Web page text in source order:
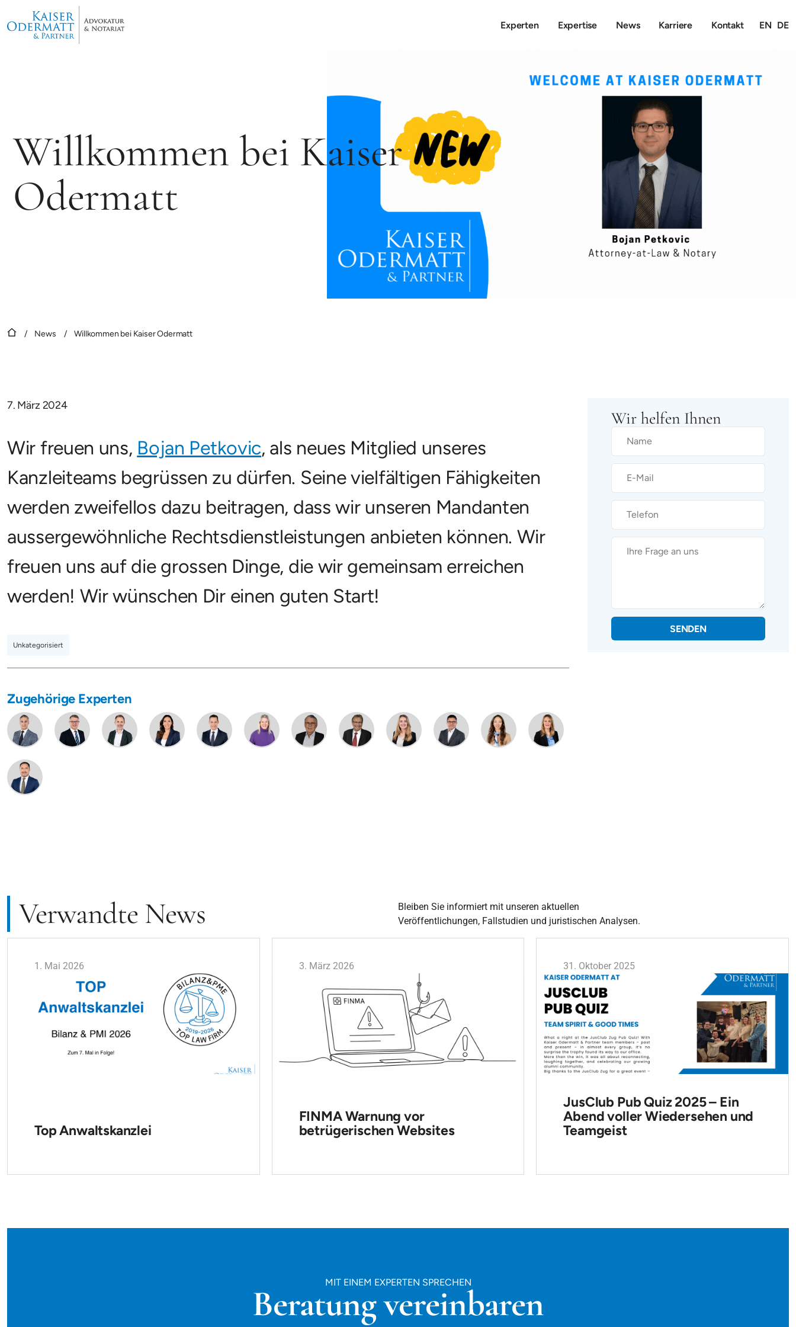
Experten Expertise News Karriere Kontakt EN DE
Willkommen bei Kaiser
Odermatt
/ News / Willkommen bei Kaiser Odermatt
7. März 2024
Wir freuen uns, Bojan Petkovic, als neues Mitglied unseres
Kanzleiteams begrüssen zu dürfen. Seine vielfältigen Fähigkeiten
werden zweifellos dazu beitragen, dass wir unseren Mandanten
aussergewöhnliche Rechtsdienstleistungen anbieten können. Wir
freuen uns auf die grossen Dinge, die wir gemeinsam erreichen
werden! Wir wünschen Dir einen guten Start!
Unkategorisiert
Zugehörige Experten
Wir helfen Ihnen
SENDEN
Verwandte News
Bleiben Sie informiert mit unseren aktuellen
Veröffentlichungen, Fallstudien und juristischen Analysen.
1. Mai 2026
Top Anwaltskanzlei
3. März 2026
FINMA Warnung vor
betrügerischen Websites
31. Oktober 2025
JusClub Pub Quiz 2025 – Ein
Abend voller Wiedersehen und
Teamgeist
MIT EINEM EXPERTEN SPRECHEN
Beratung vereinbaren